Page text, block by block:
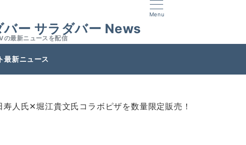
Menu
サラダバー News
の最新ニュースを配信
最新ニュース
人氏✕堀江貴文氏コラボピザを数量限定販売！